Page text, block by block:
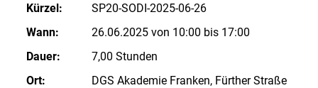
Kürzel:
SP20-SODI-2025-06-26
Wann:
26.06.2025 von 10:00 bis 17:00
Dauer:
7,00 Stunden
Ort:
DGS Akademie Franken, Fürther Straße